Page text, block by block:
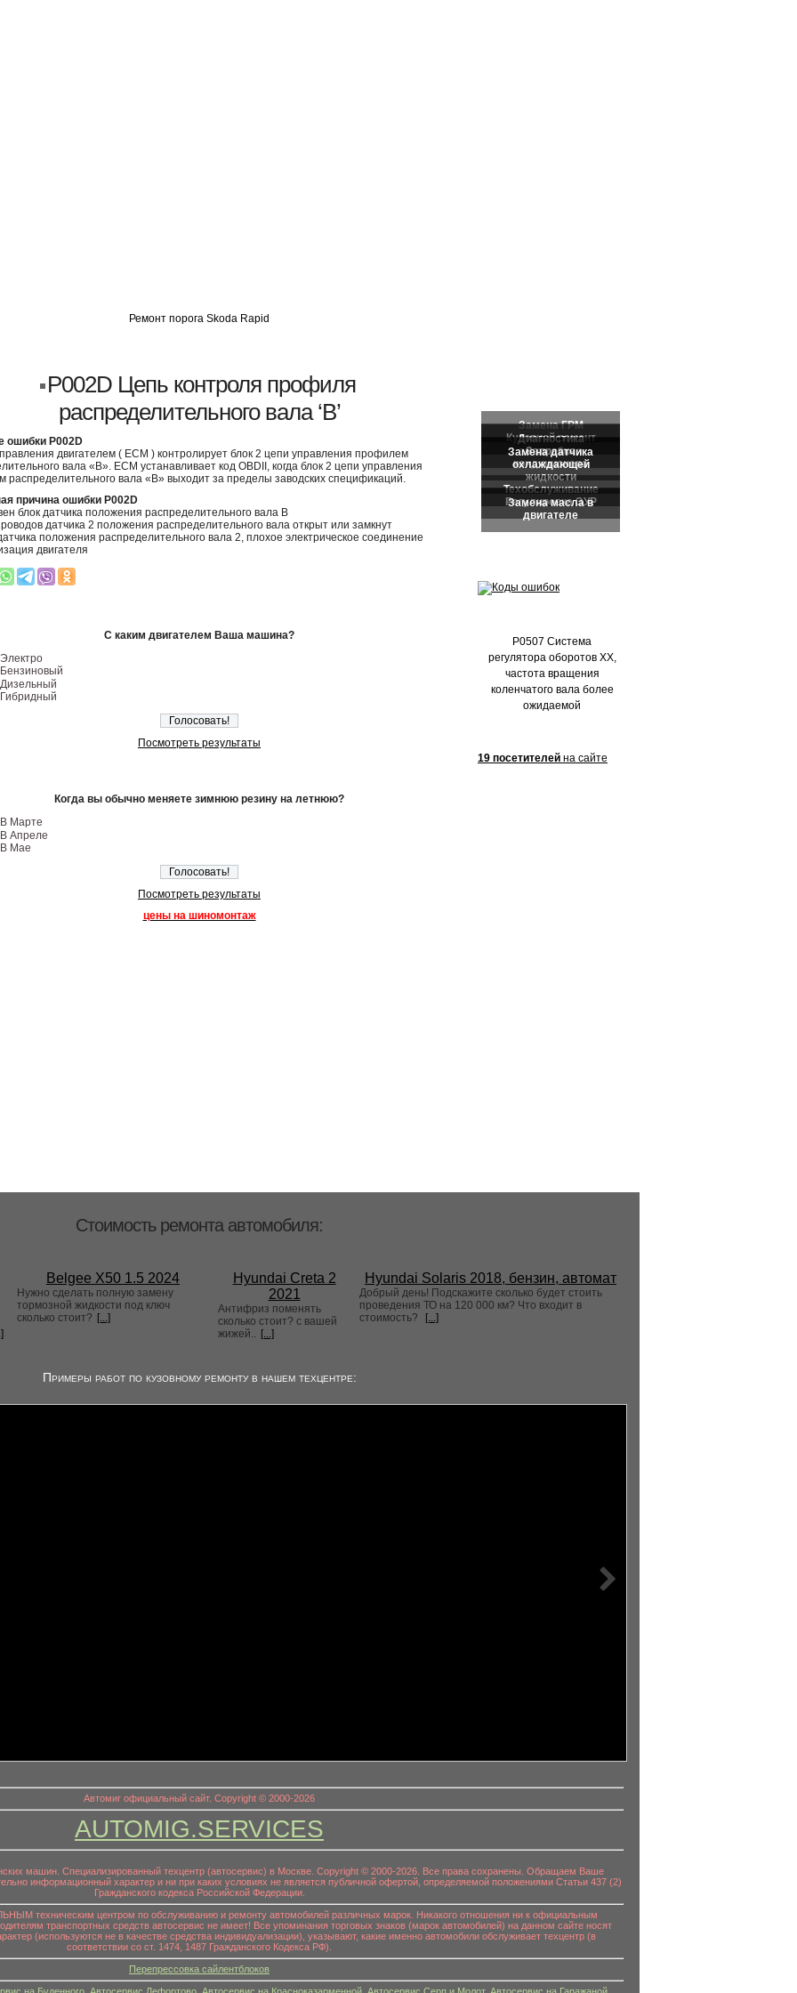
Ремонт порога Skoda Rapid
P002D Цепь контроля профиля
распределительного вала ‘B’
ошибки P002D
двигателем ( ECM ) контролирует блок 2 цепи управления профилем
вала «B». ECM устанавливает код OBDII, когда блок 2 цепи управления
распределительного вала «B» выходит за пределы заводских спецификаций.
причина ошибки P002D
блок датчика положения распределительного вала B
датчика 2 положения распределительного вала открыт или замкнут
положения распределительного вала 2, плохое электрическое соединение
двигателя
С каким двигателем Ваша машина?
Электро
Бензиновый
Дизельный
Гибридный
Посмотреть результаты
Когда вы обычно меняете зимнюю резину на летнюю?
В Марте
В Апреле
В Мае
Посмотреть результаты
цены на шиномонтаж
P0507 Система
регулятора оборотов ХХ,
частота вращения
коленчатого вала более
ожидаемой
19 посетителей на сайте
Стоимость ремонта автомобиля:
Belgee X50 1.5 2024
Нужно сделать полную замену
тормозной жидкости под ключ
сколько стоит? [...]
Hyundai Creta 2
2021
Антифриз поменять
сколько стоит? с вашей
жижей.. [...]
Hyundai Solaris 2018, бензин, автомат
Добрый день! Подскажите сколько будет стоить
проведения ТО на 120 000 км? Что входит в
стоимость?
[...]
Примеры работ по кузовному ремонту в нашем техцентре:
Автомиг официальный сайт. Copyright © 2000-2026
AUTOMIG.SERVICES
машин. Специализированный техцентр (автосервис) в Москве. Copyright © 2000-2026. Все права сохранены. Обращаем Ваше
информационный характер и ни при каких условиях не является публичной офертой, определяемой положениями Статьи 437 (2)
Гражданского кодекса Российской Федерации.
техническим центром по обслуживанию и ремонту автомобилей различных марок. Никакого отношения ни к официальным
транспортных средств автосервис не имеет! Все упоминания торговых знаков (марок автомобилей) на данном сайте носят
(используются не в качестве средства индивидуализации), указывают, какие именно автомобили обслуживает техцентр (в
соответствии со ст. 1474, 1487 Гражданского Кодекса РФ).
Перепрессовка сайлентблоков